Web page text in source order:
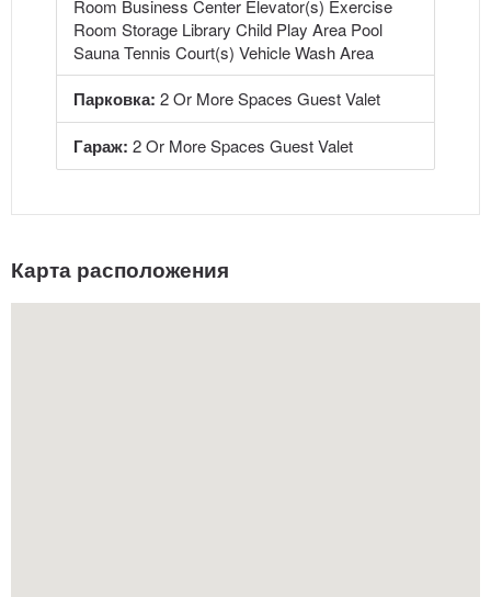
Room Business Center Elevator(s) Exercise
Room Storage Library Child Play Area Pool
Sauna Tennis Court(s) Vehicle Wash Area
Парковка: 2 Or More Spaces Guest Valet
Гараж: 2 Or More Spaces Guest Valet
Карта расположения